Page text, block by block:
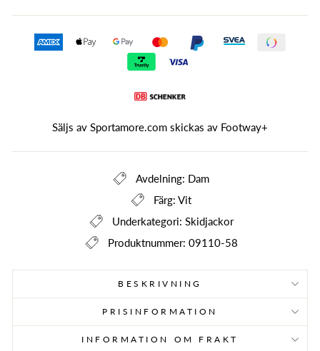
Säljs av Sportamore.com skickas av Footway+
Avdelning: Dam
Färg: Vit
Underkategori: Skidjackor
Produktnummer: 09110-58
BESKRIVNING
PRISINFORMATION
INFORMATION OM FRAKT